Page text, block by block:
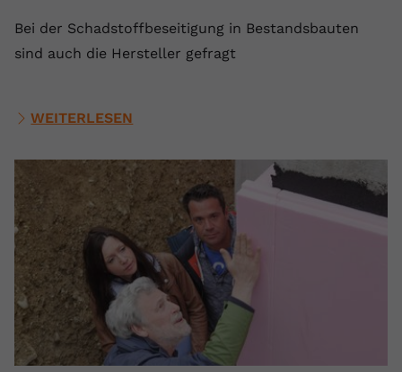
Bei der Schadstoffbeseitigung in Bestandsbauten
sind auch die Hersteller gefragt
WEITERLESEN
Videopräferenzen des Nutzers zu
speichern, der eingebettete YouTube-